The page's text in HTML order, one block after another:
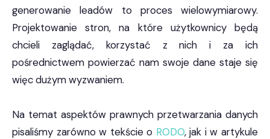
generowanie leadów to proces wielowymiarowy.
Projektowanie stron, na które użytkownicy będą
chcieli zaglądać, korzystać z nich i za ich
pośrednictwem powierzać nam swoje dane staje się
więc dużym wyzwaniem.
Na temat aspektów prawnych przetwarzania danych
pisaliśmy zarówno w tekście o RODO, jak i w artykule